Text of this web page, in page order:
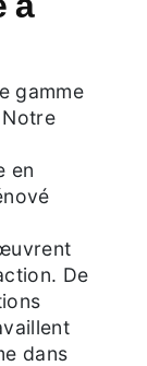
en
De
dans